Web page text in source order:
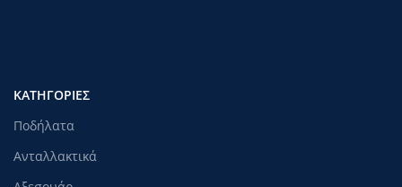
ΚΑΤΗΓΟΡΊΕΣ
Ποδήλατα
Ανταλλακτικά